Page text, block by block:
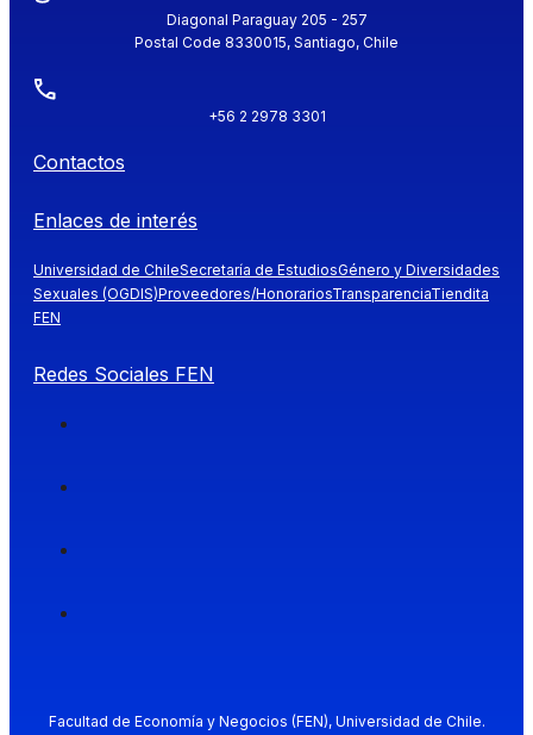
Diagonal Paraguay 205 - 257
Postal Code 8330015, Santiago, Chile
+56 2 2978 3301
Contactos
Enlaces de interés
Universidad de ChileSecretaría de EstudiosGénero y Diversidades
Sexuales (OGDIS)Proveedores/HonorariosTransparenciaTiendita
FEN
Redes Sociales FEN
Facultad de Economía y Negocios (FEN), Universidad de Chile.